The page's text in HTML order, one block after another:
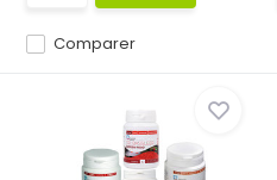
Comparer